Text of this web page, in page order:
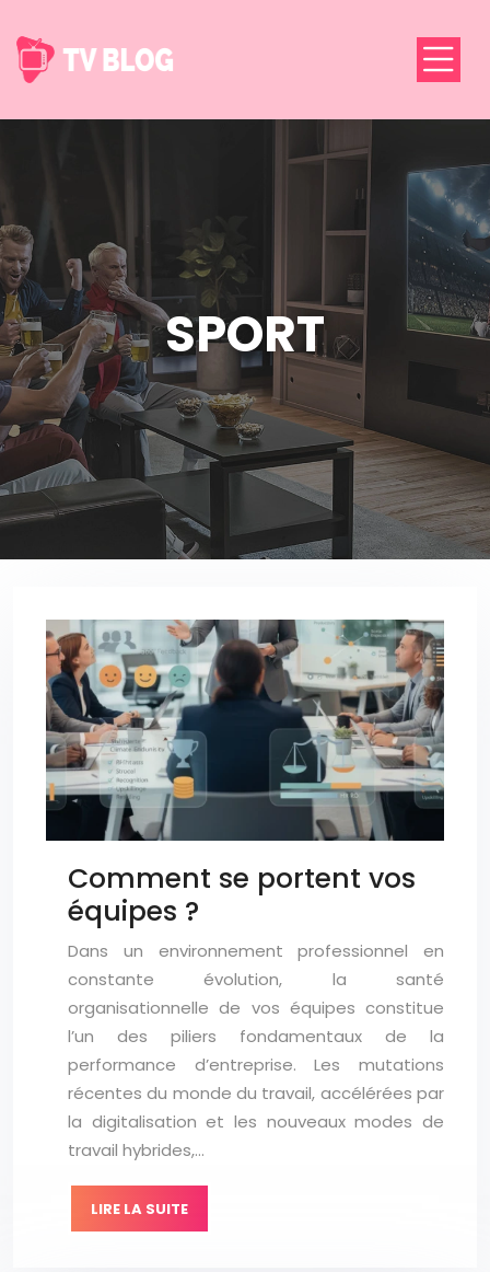
SPORT
Comment se portent vos
équipes ?
Dans un environnement professionnel en
constante évolution, la santé
organisationnelle de vos équipes constitue
l’un des piliers fondamentaux de la
performance d’entreprise. Les mutations
récentes du monde du travail, accélérées par
la digitalisation et les nouveaux modes de
travail hybrides,…
LIRE LA SUITE